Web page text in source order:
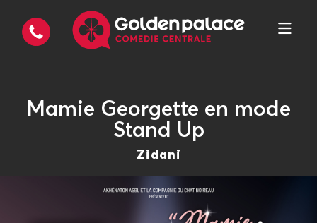
Mamie Georgette en mode
Stand Up
Zidani